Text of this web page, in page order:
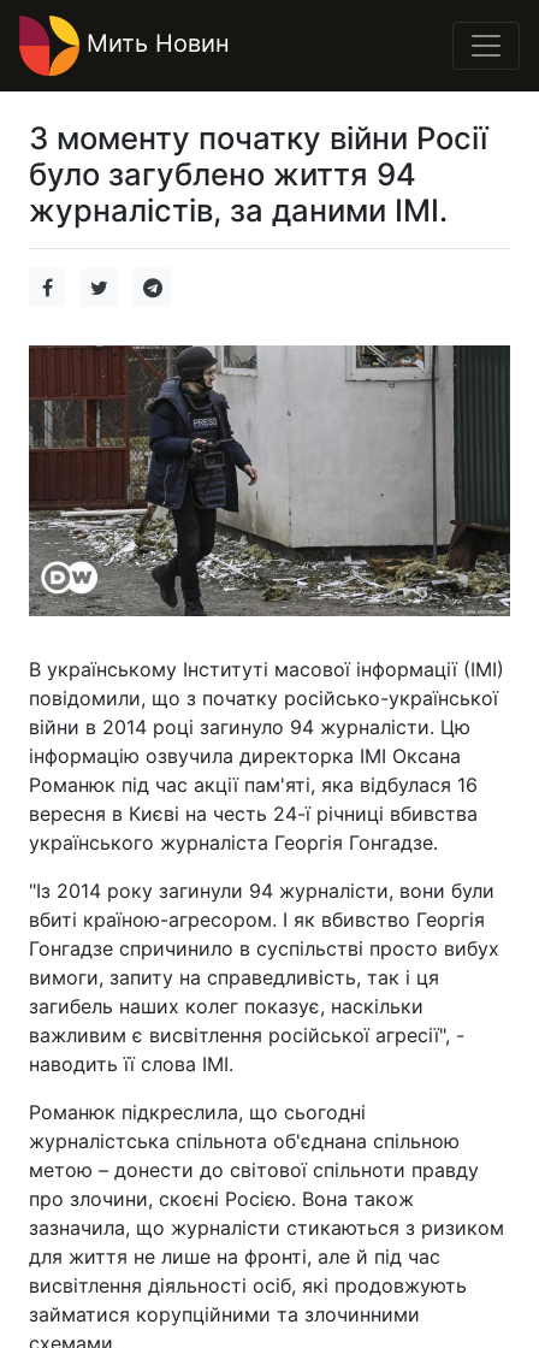
Мить Новин
З моменту початку війни Росії
було загублено життя 94
журналістів, за даними ІМІ.
В українському Інституті масової інформації (ІМІ)
повідомили, що з початку російсько-української
війни в 2014 році загинуло 94 журналісти. Цю
інформацію озвучила директорка ІМІ Оксана
Романюк під час акції пам'яті, яка відбулася 16
вересня в Києві на честь 24-ї річниці вбивства
українського журналіста Георгія Гонгадзе.
"Із 2014 року загинули 94 журналісти, вони були
вбиті країною-агресором. І як вбивство Георгія
Гонгадзе спричинило в суспільстві просто вибух
вимоги, запиту на справедливість, так і ця
загибель наших колег показує, наскільки
важливим є висвітлення російської агресії", -
наводить її слова ІМІ.
Романюк підкреслила, що сьогодні
журналістська спільнота об'єднана спільною
метою – донести до світової спільноти правду
про злочини, скоєні Росією. Вона також
зазначила, що журналісти стикаються з ризиком
для життя не лише на фронті, але й під час
висвітлення діяльності осіб, які продовжують
займатися корупційними та злочинними
схемами.